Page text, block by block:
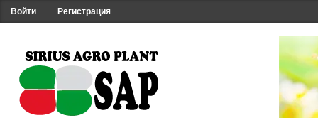
Войти Регистрация